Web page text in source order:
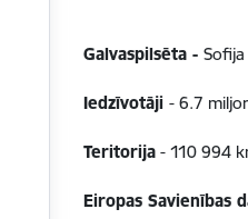
Galvaspilsēta -Sofija
Iedzīvotāji- 6.7
Teritorija - 110 994
Eiropas Savienības